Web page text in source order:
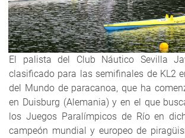
El palista del Club Náutico Sevilla
clasificado para las semifinales de KL2
del Mundo de paracanoa, que ha
en Duisburg (Alemania) y en el que
los Juegos Paralímpicos de Río en
campeón mundial y europeo de